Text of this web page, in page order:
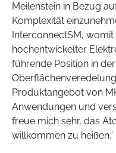
Meilenstein in Bezug
Komplexität
InterconnectSM,
hochentwickelter
führende Position in
Produktangebot von
Anwendungen und
freue mich sehr, das
willkommen zu heißen.“